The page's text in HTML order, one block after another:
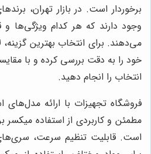
برخوردار است. در بازار تهران،
وجود دارند که هر کدام ویژگی‌ها و
می‌دهند. برای انتخاب بهترین گزینه،
خود را به دقت بررسی کرده و با
انتخاب را انجام دهید.
فروشگاه تجهیزات با ارائه مدل‌های
مطمئن و کاربردی از استفاده میکسر
است. قابلیت تنظیم سرعت،